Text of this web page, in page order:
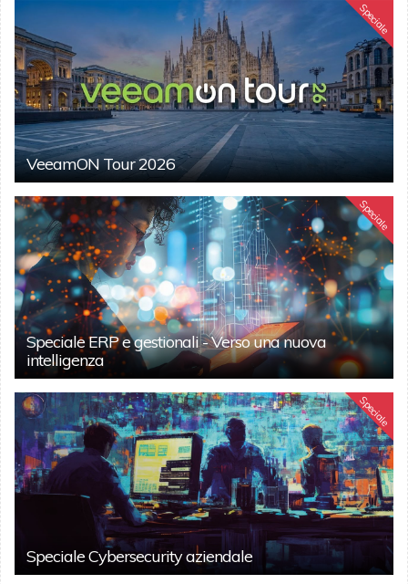
Speciale
VeeamON Tour 2026
Speciale
Speciale ERP e gestionali - Verso una nuova
intelligenza
Speciale
Speciale Cybersecurity aziendale